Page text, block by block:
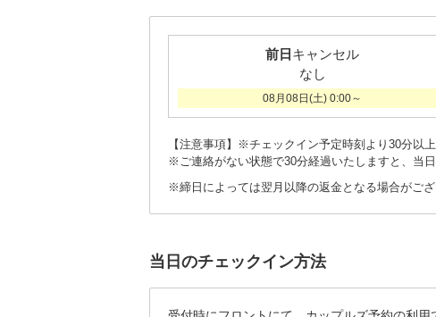
前日 キャンセル
なし
08月08日(土) 0:00～
【注意事項】※チェックイン予定時刻より30分以
※ご連絡がない状態で30分経過いたしますと、当
※締日によっては翌月以降の返金となる場合がござ
当日のチェックイン方法